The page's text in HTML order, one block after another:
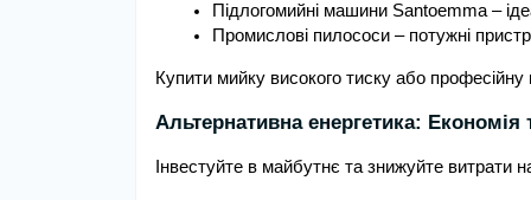
Підлогомийні машини Santoemma –
Промислові пилососи – потужні
Купити мийку високого тиску або
Альтернативна енергетика: Економія
Інвестуйте в майбутнє та знижуйте витрати